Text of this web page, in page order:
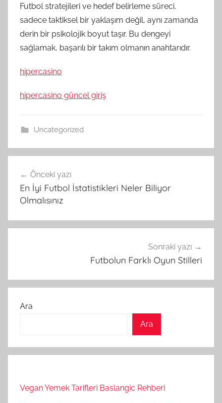
Futbol stratejileri ve hedef belirleme süreci,
sadece taktiksel bir yaklaşım değil, aynı zamanda
derin bir psikolojik boyut taşır. Bu dengeyi
sağlamak, başarılı bir takım olmanın anahtarıdır.
hipercasino
hipercasino güncel giriş
Uncategorized
gezinmesi
Önceki yazı
En İyi Futbol İstatistikleri Neler Biliyor
Olmalısınız
Sonraki yazı
Futbolun Farklı Oyun Stilleri
Ara
Ara
Vegan Yemek Tarifleri Baslangic Rehberi